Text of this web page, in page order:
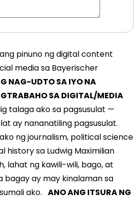
pinuno ng digital content
media sa Bayerischer
NAG-UDTO SA IYO NA
SA DIGITAL/MEDIA
talaga ako sa pagsusulat —
ay nananatiling pagsusulat.
ng journalism, political science
history sa Ludwig Maximilian
lahat ng kawili-wili, bago, at
bagay ay may kinalaman sa
sumali ako.ANO ANG ITSURA NG